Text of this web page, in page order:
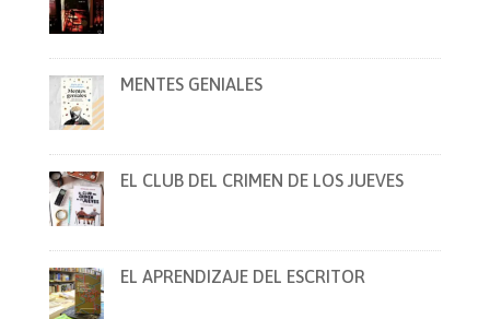
MENTES GENIALES
EL CLUB DEL CRIMEN DE LOS JUEVES
EL APRENDIZAJE DEL ESCRITOR